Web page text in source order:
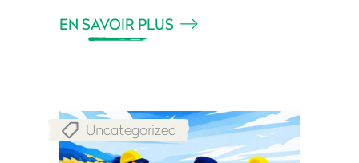
EN SAVOIR PLUS
Uncategorized